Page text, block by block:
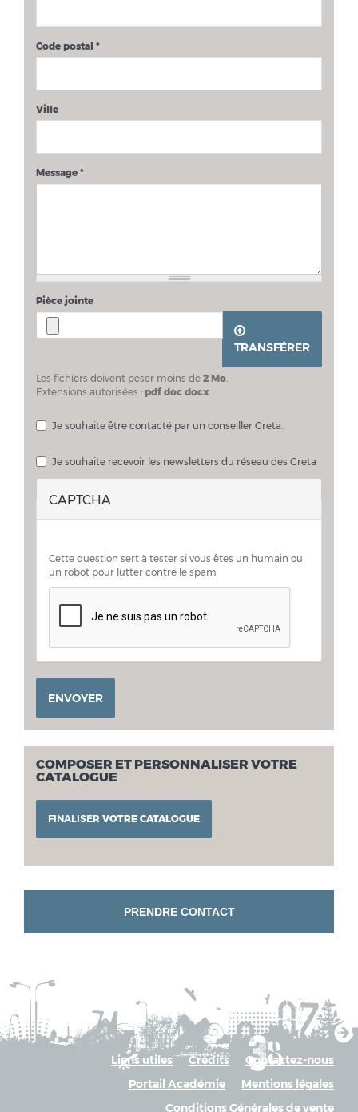
Code postal *
Ville
Message *
Pièce jointe
TRANSFÉRER
Les fichiers doivent peser moins de 2 Mo.
Extensions autorisées : pdf doc docx.
Je souhaite être contacté par un conseiller Greta.
Je souhaite recevoir les newsletters du réseau des Greta
CAPTCHA
Cette question sert à tester si vous êtes un humain ou
un robot pour lutter contre le spam
ENVOYER
COMPOSER ET PERSONNALISER VOTRE
CATALOGUE
FINALISER VOTRE CATALOGUE
PRENDRE CONTACT
Contactez-nous
Crédits
Liens utiles
Mentions légales
Portail Académie
Conditions Générales de vente